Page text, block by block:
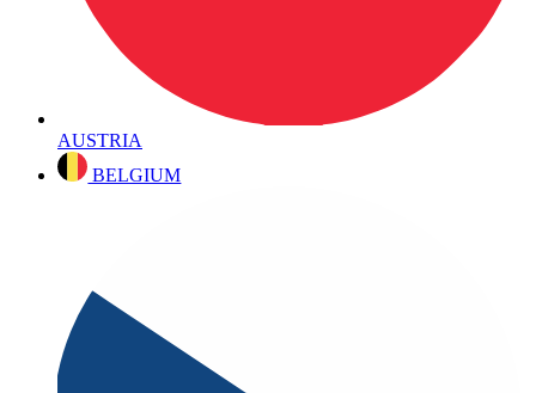
AUSTRIA
BELGIUM